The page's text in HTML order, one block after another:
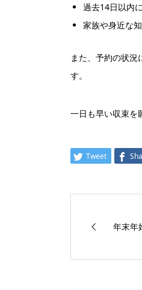
過去14日以内
家族や身近な
また、予約の状況
す。
一日も早い収束を
Tweet
年末年